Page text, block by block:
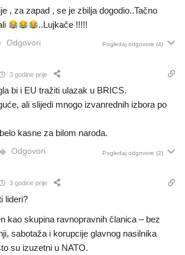
, za zapad , se je zbilja dogodio..Tačno
..Lujkače !!!!!
Odgovori Pogledaj odgovore (4)
3 godine prije
bi i EU tražiti ulazak u BRICS.
ali slijedi mnogo izvanrednih izbora po
kasne za bilom naroda.
Odgovori Pogledaj odgovore (2)
3 godine prije
lideri?
kao skupina ravnopravnih članica – bez
sabotaža i korupcije glavnog nasilnika
su izuzetni u NATO.